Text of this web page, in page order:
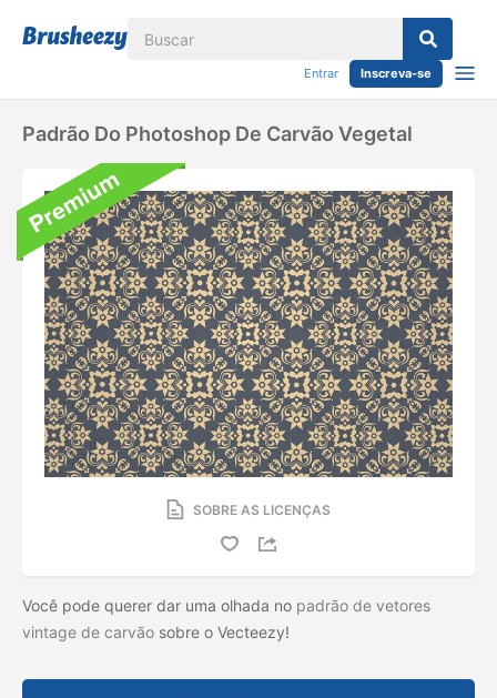
Entrar Inscreva-se
Padrão Do Photoshop De Carvão Vegetal
SOBRE AS LICENÇAS
Você pode querer dar uma olhada no padrão de vetores
vintage de carvão sobre o Vecteezy!